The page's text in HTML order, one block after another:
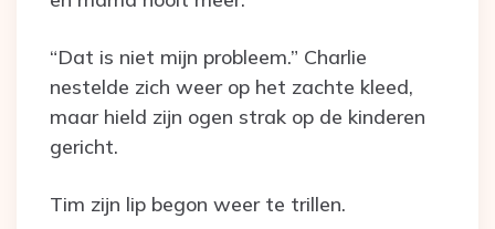
“Dat is niet mijn probleem.” Charlie
nestelde zich weer op het zachte kleed,
maar hield zijn ogen strak op de kinderen
gericht.
Tim zijn lip begon weer te trillen.